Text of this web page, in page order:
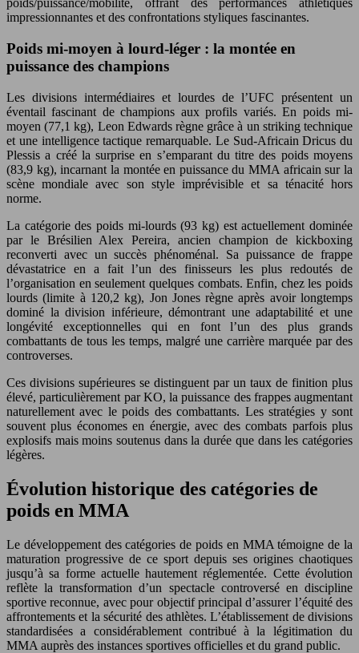
poids/puissance/mobilité, offrant des performances athlétiques
impressionnantes et des confrontations styliques fascinantes.
Poids mi-moyen à lourd-léger : la montée en
puissance des champions
Les divisions intermédiaires et lourdes de l’UFC présentent un
éventail fascinant de champions aux profils variés. En poids mi-
moyen (77,1 kg), Leon Edwards règne grâce à un striking technique
et une intelligence tactique remarquable. Le Sud-Africain Dricus du
Plessis a créé la surprise en s’emparant du titre des poids moyens
(83,9 kg), incarnant la montée en puissance du MMA africain sur la
scène mondiale avec son style imprévisible et sa ténacité hors
norme.
La catégorie des poids mi-lourds (93 kg) est actuellement dominée
par le Brésilien Alex Pereira, ancien champion de kickboxing
reconverti avec un succès phénoménal. Sa puissance de frappe
dévastatrice en a fait l’un des finisseurs les plus redoutés de
l’organisation en seulement quelques combats. Enfin, chez les poids
lourds (limite à 120,2 kg), Jon Jones règne après avoir longtemps
dominé la division inférieure, démontrant une adaptabilité et une
longévité exceptionnelles qui en font l’un des plus grands
combattants de tous les temps, malgré une carrière marquée par des
controverses.
Ces divisions supérieures se distinguent par un taux de finition plus
élevé, particulièrement par KO, la puissance des frappes augmentant
naturellement avec le poids des combattants. Les stratégies y sont
souvent plus économes en énergie, avec des combats parfois plus
explosifs mais moins soutenus dans la durée que dans les catégories
légères.
Évolution historique des catégories de
poids en MMA
Le développement des catégories de poids en MMA témoigne de la
maturation progressive de ce sport depuis ses origines chaotiques
jusqu’à sa forme actuelle hautement réglementée. Cette évolution
reflète la transformation d’un spectacle controversé en discipline
sportive reconnue, avec pour objectif principal d’assurer l’équité des
affrontements et la sécurité des athlètes. L’établissement de divisions
standardisées a considérablement contribué à la légitimation du
MMA auprès des instances sportives officielles et du grand public.